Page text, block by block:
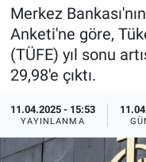
Merkez
Anketi'ne göre,
(TÜFE) yıl sonu
29,98'e çıktı.
11.04.2025 - 15:53
YAYINLANMA
Dünya
Ege Saati
Ege'den
Eğitim
Spor
Yayın Akışı
İletişim
Son Dakika
Haber Arşivi